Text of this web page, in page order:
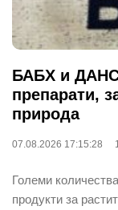
БАБХ и ДАНС
препарати,
природа
07.08.2026 17:15:28
Големи
продукти за